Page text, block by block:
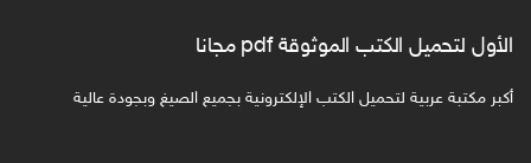
الأول لتحميل الكتب الموثوقة pdf مجانا
أكبر مكتبة عربية لتحميل الكتب الإلكترونية بجميع الصيغ وبجودة عالية